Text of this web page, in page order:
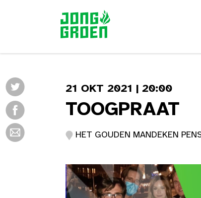
21 OKT 2021 | 20:00
TOOGPRAAT
HET GOUDEN MANDEKEN